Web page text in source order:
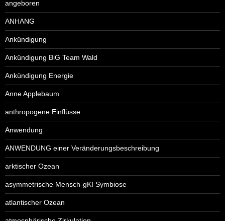
angeboren
ANHANG
Ankündigung
Ankündigung BiG Team Wald
Ankündigung Energie
Anne Applebaum
anthropogene Einflüsse
Anwendung
ANWENDUNG einer Veränderungsbeschreibung
arktischer Ozean
asymmetrische Mensch-gKI Symbiose
atlantischer Ozean